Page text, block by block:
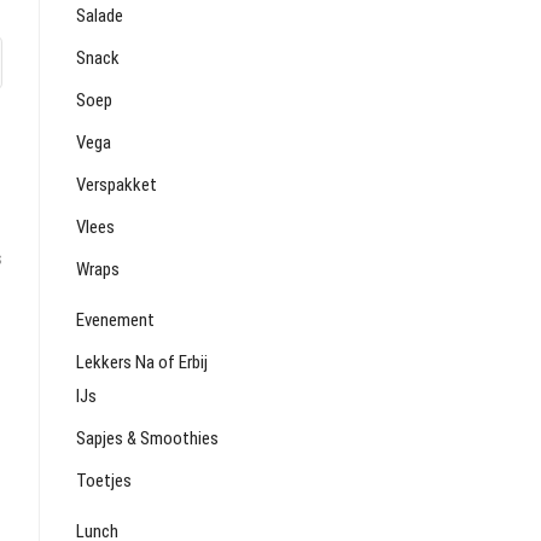
Salade
Snack
Soep
Vega
Verspakket
Vlees
Wraps
Evenement
Lekkers Na of Erbij
IJs
Sapjes & Smoothies
Toetjes
Lunch